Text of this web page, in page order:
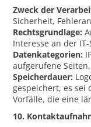
Zweck der
Sicherheit,
Rechtsgrundlage:
Interesse an der
Datenkategorien:
aufgerufene
Speicherdauer:
gespeichert, es sei
Vorfälle, die eine
10.